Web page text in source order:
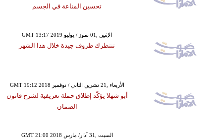
تحسين المناعة في الجسم
GMT 13:17 2019 الإثنين ,01 تموز / يوليو
تنتظرك ظروف جيدة خلال هذا الشهر
GMT 19:12 2018 الأربعاء ,21 تشرين الثاني / نوفمبر
أبو شهلا يؤكّد إطلاق حملة تعريفية لشرح قانون
الضمان
GMT 21:00 2018 السبت ,31 آذار/ مارس